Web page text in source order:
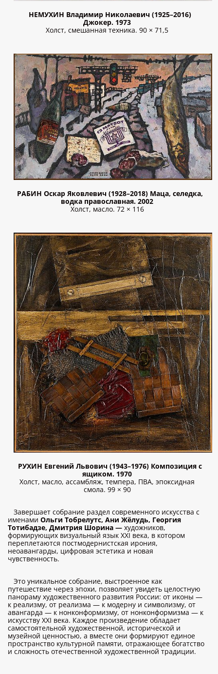
НЕМУХИН Владимир Николаевич (1925–2016)
Джокер. 1973
Холст, смешанная техника. 90 × 71,5
РАБИН Оскар Яковлевич (1928–2018) Маца, селедка,
водка православная. 2002
Холст, масло. 72 × 116
РУХИН Евгений Львович (1943–1976) Композиция с
ящиком. 1970
Холст, масло, ассамбляж, темпера, ПВА, эпоксидная
смола. 99 × 90
Завершает собрание раздел современного искусства с
именами Ольги Тобрелутс, Ани Жёлудь, Георгия
Тотибадзе, Дмитрия Шорина — художников,
формирующих визуальный язык XXI века, в котором
переплетаются постмодернистская ирония,
неоавангарды, цифровая эстетика и новая
чувственность.
Это уникальное собрание, выстроенное как
путешествие через эпохи, позволяет увидеть целостную
панораму художественного развития России: от иконы —
к реализму, от реализма — к модерну и символизму, от
авангарда — к нонконформизму, от нонконформизма — к
искусству XXI века. Каждое произведение обладает
самостоятельной художественной, исторической и
музейной ценностью, а вместе они формируют единое
пространство культурной памяти, отражающее богатство
и сложность отечественной художественной традиции.